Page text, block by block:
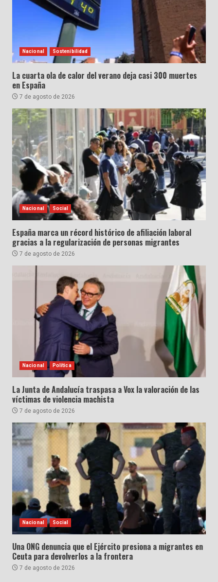
Nacional Sostenibilidad
La cuarta ola de calor del verano deja casi 300 muertes
en España
7 de agosto de 2026
Nacional Social
España marca un récord histórico de afiliación laboral
gracias a la regularización de personas migrantes
7 de agosto de 2026
Nacional Política
La Junta de Andalucía traspasa a Vox la valoración de las
víctimas de violencia machista
7 de agosto de 2026
Nacional Social
Una ONG denuncia que el Ejército presiona a migrantes en
Ceuta para devolverlos a la frontera
7 de agosto de 2026